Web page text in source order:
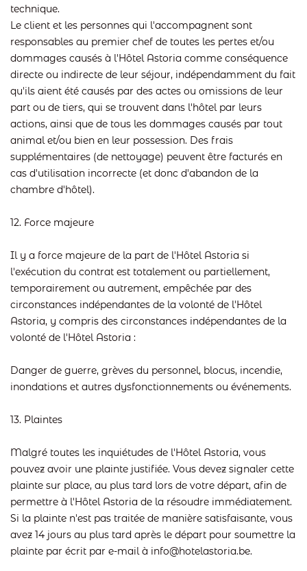
technique.
Le client et les personnes qui l'accompagnent sont
responsables au premier chef de toutes les pertes et/ou
dommages causés à l'Hôtel Astoria comme conséquence
directe ou indirecte de leur séjour, indépendamment du fait
qu'ils aient été causés par des actes ou omissions de leur
part ou de tiers, qui se trouvent dans l'hôtel par leurs
actions, ainsi que de tous les dommages causés par tout
animal et/ou bien en leur possession. Des frais
supplémentaires (de nettoyage) peuvent être facturés en
cas d'utilisation incorrecte (et donc d'abandon de la
chambre d'hôtel).
12. Force majeure
Il y a force majeure de la part de l'Hôtel Astoria si
l'exécution du contrat est totalement ou partiellement,
temporairement ou autrement, empêchée par des
circonstances indépendantes de la volonté de l'Hôtel
Astoria, y compris des circonstances indépendantes de la
volonté de l'Hôtel Astoria :
Danger de guerre, grèves du personnel, blocus, incendie,
inondations et autres dysfonctionnements ou événements.
13. Plaintes
Malgré toutes les inquiétudes de l'Hôtel Astoria, vous
pouvez avoir une plainte justifiée. Vous devez signaler cette
plainte sur place, au plus tard lors de votre départ, afin de
permettre à l'Hôtel Astoria de la résoudre immédiatement.
Si la plainte n'est pas traitée de manière satisfaisante, vous
avez 14 jours au plus tard après le départ pour soumettre la
plainte par écrit par e-mail à info@hotelastoria.be.